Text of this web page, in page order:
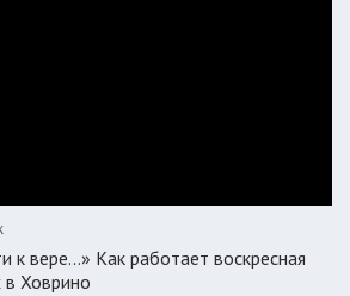
к вере...» Как работает воскресная
Ховрино